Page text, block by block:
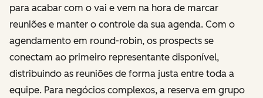
para acabar com o vai e vem na hora de marcar
reuniões e manter o controle da sua agenda. Com o
agendamento em round-robin, os prospects se
conectam ao primeiro representante disponível,
distribuindo as reuniões de forma justa entre toda a
equipe. Para negócios complexos, a reserva em grupo